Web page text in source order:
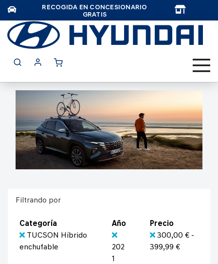
RECOGIDA EN CONCESIONARIO
GRATIS
Filtrando por
Categoría
TUCSON Híbrido
enchufable
Año
202
1
Precio
300,00 € -
399,99 €